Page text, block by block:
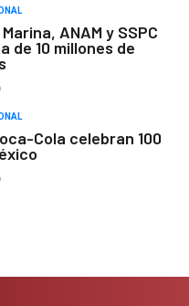
ANAM y SSPC
de 10 millones de
Cola celebran 100